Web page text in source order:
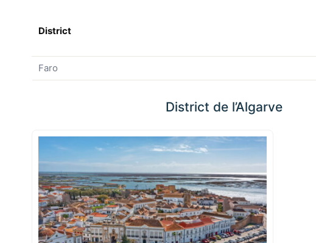
District
Faro
District de l’Algarve